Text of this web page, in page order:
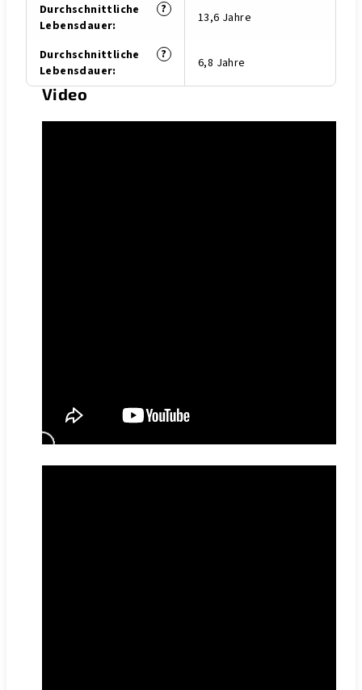
?
Durchschnittliche
Lebensdauer: 13,6 Jahre
?
Durchschnittliche
Lebensdauer: 6,8 Jahre
Video